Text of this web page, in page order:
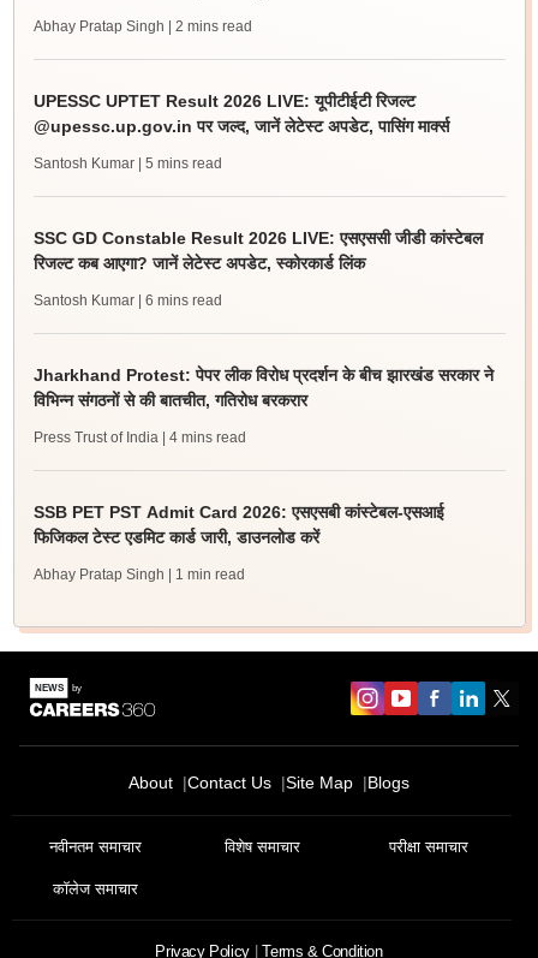
Abhay Pratap Singh | 2 mins read
UPESSC UPTET Result 2026 LIVE: यूपीटीईटी रिजल्ट
@upessc.up.gov.in पर जल्द, जानें लेटेस्ट अपडेट, पासिंग मार्क्स
Santosh Kumar | 5 mins read
SSC GD Constable Result 2026 LIVE: एसएससी जीडी कांस्टेबल
रिजल्ट कब आएगा? जानें लेटेस्ट अपडेट, स्कोरकार्ड लिंक
Santosh Kumar | 6 mins read
Jharkhand Protest: पेपर लीक विरोध प्रदर्शन के बीच झारखंड सरकार ने
विभिन्न संगठनों से की बातचीत, गतिरोध बरकरार
Press Trust of India | 4 mins read
SSB PET PST Admit Card 2026: एसएसबी कांस्टेबल-एसआई
फिजिकल टेस्ट एडमिट कार्ड जारी, डाउनलोड करें
Abhay Pratap Singh | 1 min read
About Contact Us Site Map Blogs
नवीनतम समाचार विशेष समाचार परीक्षा समाचार
कॉलेज समाचार
Privacy Policy Terms & Condition